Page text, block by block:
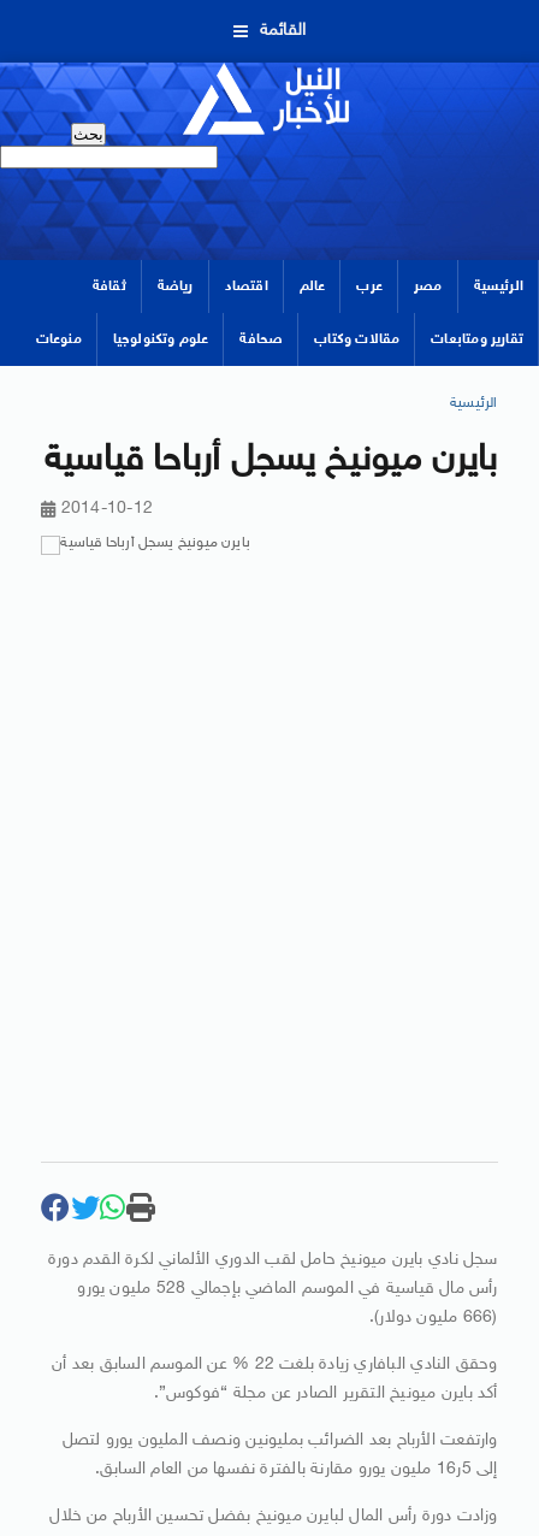
القائمة
الرئيسية مصر عرب عالم اقتصاد رياضة ثقافة
تقارير ومتابعات مقالات وكتاب صحافة علوم وتكنولوجيا منوعات
الرئيسية
بايرن ميونيخ يسجل أرباحا قياسية
2014-10-12
سجل نادي بايرن ميونيخ حامل لقب الدوري الألماني لكرة القدم دورة
رأس مال قياسية في الموسم الماضي بإجمالي 528 مليون يورو
(666 مليون دولار).
وحقق النادي البافاري زيادة بلغت 22 % عن الموسم السابق بعد أن
أكد بايرن ميونيخ التقرير الصادر عن مجلة “فوكوس”.
وارتفعت الأرباح بعد الضرائب بمليونين ونصف المليون يورو لتصل
إلى 5ر16 مليون يورو مقارنة بالفترة نفسها من العام السابق.
وزادت دورة رأس المال لبايرن ميونيخ بفضل تحسين الأرباح من خلال